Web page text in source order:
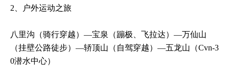
2、户外运动之旅
八里沟（骑行穿越）—宝泉（蹦极、飞拉达）—万仙山
（挂壁公路徒步）—轿顶山（自驾穿越）—五龙山（Cvn-3
0潜水中心）